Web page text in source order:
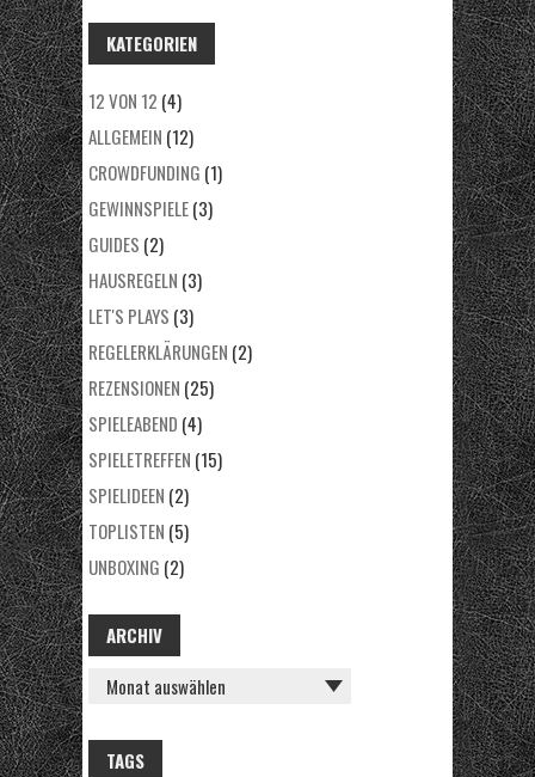
KATEGORIEN
12 VON 12 (4)
ALLGEMEIN (12)
CROWDFUNDING (1)
GEWINNSPIELE(3)
GUIDES (2)
HAUSREGELN (3)
LET'S PLAYS (3)
REGELERKLÄRUNGEN (2)
REZENSIONEN (25)
SPIELEABEND (4)
SPIELETREFFEN (15)
SPIELIDEEN (2)
TOPLISTEN (5)
UNBOXING (2)
ARCHIV
ARCHIV
TAGS